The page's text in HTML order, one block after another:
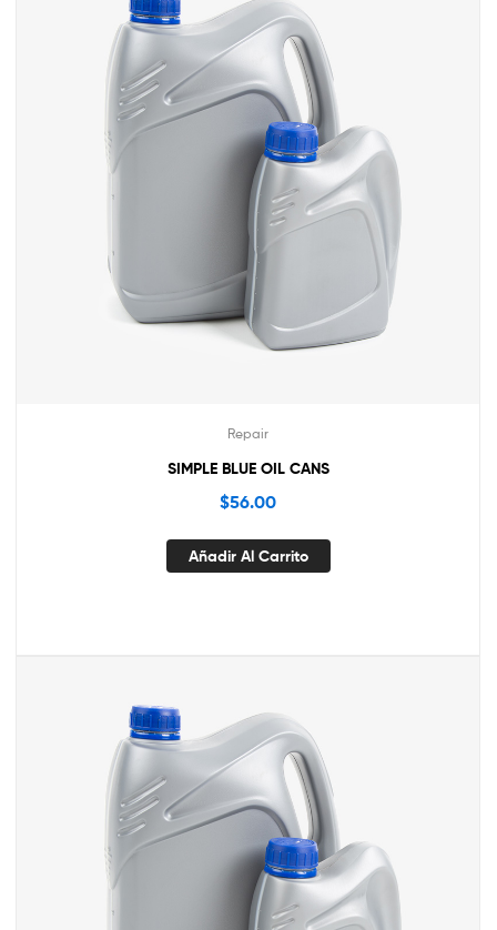
Repair
SIMPLE BLUE OIL CANS
$56.00
Añadir Al Carrito